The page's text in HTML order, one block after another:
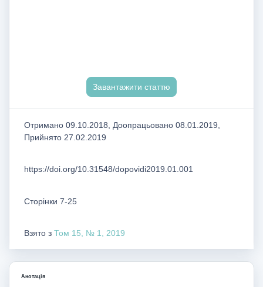
Завантажити статтю
Отримано 09.10.2018, Доопрацьовано 08.01.2019,
Прийнято 27.02.2019
https://doi.org/10.31548/dopovidi2019.01.001
Сторінки 7-25
Взято з Том 15, № 1, 2019
Анотація